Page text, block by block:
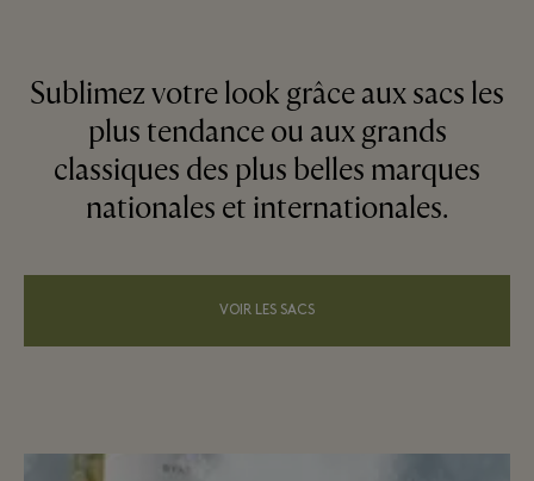
Sublimez votre look grâce aux sacs les
plus tendance ou aux grands
classiques des plus belles marques
nationales et internationales.
VOIR LES SACS